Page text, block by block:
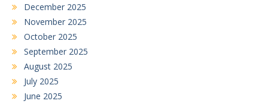
December 2025
November 2025
October 2025
September 2025
August 2025
July 2025
June 2025